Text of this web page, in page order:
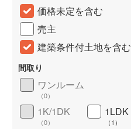
価格未定を含む
売主
建築条件付土地を含む
間取り
ワンルーム
（0）
1K/1DK
（0）
1LDK
（1 ）